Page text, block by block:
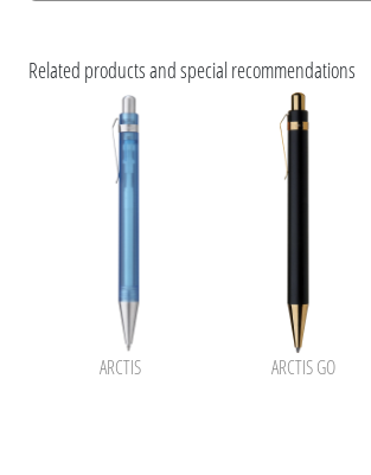
Informations d'impression
Related products and special recommendations
ARCTIS ARCTIS GO